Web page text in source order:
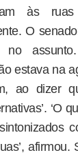
às
O
no
estava na
ao dizer
‘O
afirmou.